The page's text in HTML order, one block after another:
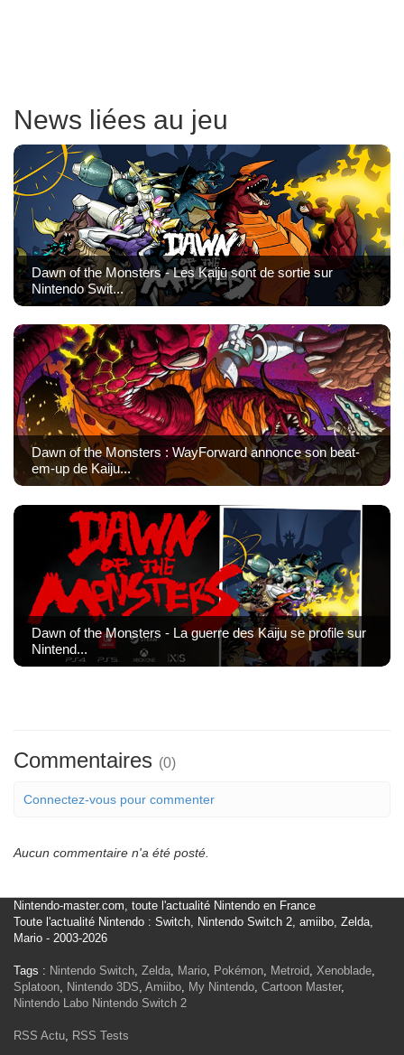
News liées au jeu
Dawn of the Monsters - Les Kaijū sont de sortie sur
Nintendo Swit...
Dawn of the Monsters : WayForward annonce son beat-
em-up de Kaiju...
Dawn of the Monsters - La guerre des Kaiju se profile sur
Nintend...
Commentaires (0)
Connectez-vous pour commenter
Aucun commentaire n'a été posté.
Nintendo-master.com, toute l'actualité Nintendo en France
Toute l'actualité Nintendo : Switch, Nintendo Switch 2, amiibo, Zelda,
Mario - 2003-2026
Tags : Nintendo Switch, Zelda, Mario, Pokémon, Metroid, Xenoblade,
Splatoon, Nintendo 3DS, Amiibo, My Nintendo, Cartoon Master,
Nintendo Labo Nintendo Switch 2
RSS Actu, RSS Tests